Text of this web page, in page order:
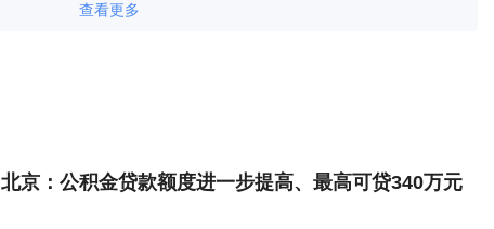
查看更多
北京：公积金贷款额度进一步提高、最高可贷340万元